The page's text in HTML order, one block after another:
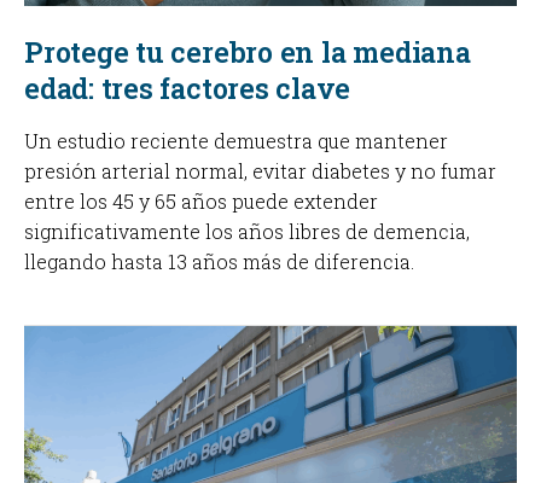
Protege tu cerebro en la mediana
edad: tres factores clave
Un estudio reciente demuestra que mantener
presión arterial normal, evitar diabetes y no fumar
entre los 45 y 65 años puede extender
significativamente los años libres de demencia,
llegando hasta 13 años más de diferencia.